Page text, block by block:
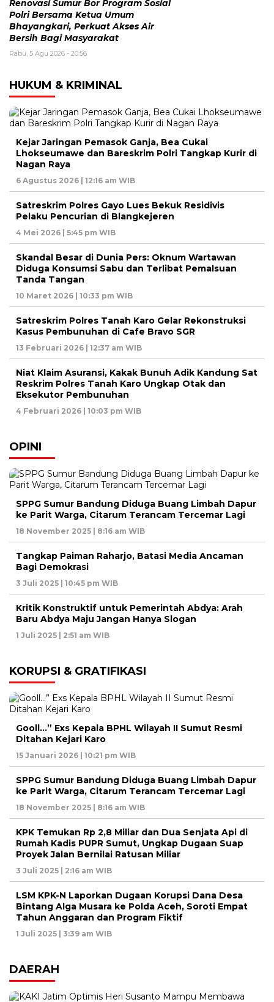
Renovasi Sumur Bor Program Sosial
Polri Bersama Ketua Umum
Bhayangkari, Perkuat Akses Air
Bersih Bagi Masyarakat
Rabu, 5 Agu 2026 - 20:56
HUKUM & KRIMINAL
Kejar Jaringan Pemasok Ganja, Bea Cukai
Lhokseumawe dan Bareskrim Polri Tangkap Kurir di
Nagan Raya
6 Agustus 2026 | 12:16 am WIB
Satreskrim Polres Gayo Lues Bekuk Residivis
Pelaku Pencurian di Blangkejeren
4 Mei 2026 | 5:45 pm WIB
Skandal Besar di Dunia Pers: Oknum Wartawan
Diduga Konsumsi Sabu dan Terlibat Pemalsuan
Tanda Tangan
10 Maret 2026 | 10:33 pm WIB
Satreskrim Polres Tanah Karo Gelar Rekonstruksi
Kasus Pembunuhan di Cafe Bravo SGR
13 Februari 2026 | 12:37 am WIB
Niat Klaim Asuransi, Kakak Bunuh Adik Kandung Sat
Reskrim Polres Tanah Karo Ungkap Otak dan
Eksekutor Pembunuhan
4 Februari 2026 | 10:03 pm WIB
OPINI
SPPG Sumur Bandung Diduga Buang Limbah Dapur
ke Parit Warga, Citarum Terancam Tercemar Lagi
18 November 2025 | 8:16 am WIB
Tangkap Paiman Raharjo, Batasi Media Ancaman
Bagi Demokrasi
3 Juli 2025 | 10:45 pm WIB
Kritik Konstruktif untuk Pemerintah Abdya: Arah
Baru Abdya Maju Jangan Hanya Slogan
1 Juli 2025 | 2:51 am WIB
KORUPSI & GRATIFIKASI
Gooll…” Exs Kepala BPHL Wilayah II Sumut Resmi
Ditahan Kejari Karo
15 Januari 2026 | 10:21 pm WIB
SPPG Sumur Bandung Diduga Buang Limbah Dapur
ke Parit Warga, Citarum Terancam Tercemar Lagi
18 November 2025 | 8:16 am WIB
KPK Temukan Rp 2,8 Miliar dan Dua Senjata Api di
Rumah Kadis PUPR Sumut, Ungkap Dugaan Suap
Proyek Jalan Bernilai Ratusan Miliar
3 Juli 2025 | 2:16 am WIB
LSM KPK-N Laporkan Dugaan Korupsi Dana Desa
Bintang Alga Musara ke Polda Aceh, Soroti Empat
Tahun Anggaran dan Program Fiktif
1 Juli 2025 | 3:39 am WIB
DAERAH